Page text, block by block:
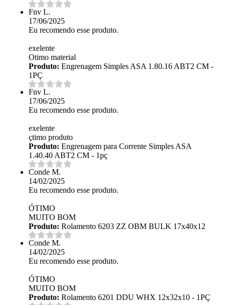
Fnv L.
17/06/2025
Eu recomendo esse produto.
exelente
Otimo material
Produto: Engrenagem Simples ASA 1.80.16 ABT2 CM -
1PÇ
Fnv L.
17/06/2025
Eu recomendo esse produto.
exelente
çtimo produto
Produto: Engrenagem para Corrente Simples ASA
1.40.40 ABT2 CM - 1pç
Conde M.
14/02/2025
Eu recomendo esse produto.
ÓTIMO
MUITO BOM
Produto: Rolamento 6203 ZZ OBM BULK 17x40x12
Conde M.
14/02/2025
Eu recomendo esse produto.
ÓTIMO
MUITO BOM
Produto: Rolamento 6201 DDU WHX 12x32x10 - 1PÇ